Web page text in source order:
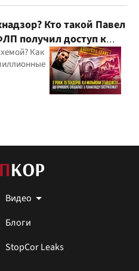
Кто такой Павел
получил доступ к
Как
Видео
Блоги
StopCor Leaks